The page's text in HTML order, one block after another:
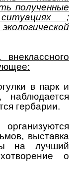
полученные
;
в парк и
гербарии.
выставка
на лучший
о